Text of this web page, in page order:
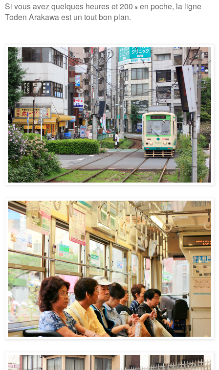
Si vous avez quelques heures et 200 ¥ en poche, la ligne
Toden Arakawa est un tout bon plan.